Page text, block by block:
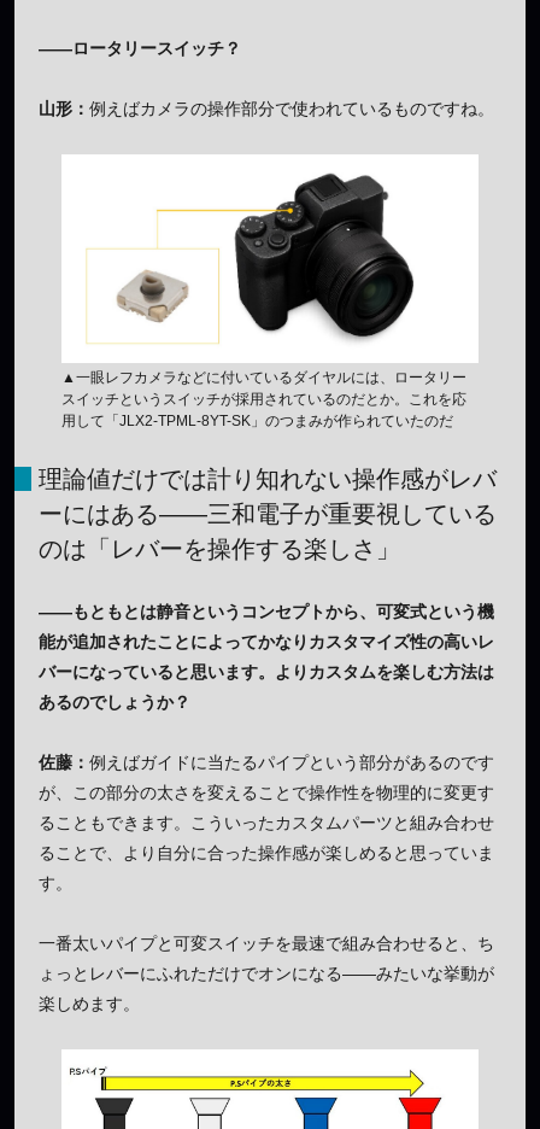
——ロータリースイッチ？
山形： 例えばカメラの操作部分で使われているものですね。
▲一眼レフカメラなどに付いているダイヤルには、ロータリー
スイッチというスイッチが採用されているのだとか。これを応
用して「JLX2-TPML-8YT-SK」のつまみが作られていたのだ
理論値だけでは計り知れない操作感がレバ
ーにはある——三和電子が重要視している
のは「レバーを操作する楽しさ」
——もともとは静音というコンセプトから、可変式という機
能が追加されたことによってかなりカスタマイズ性の高いレ
バーになっていると思います。よりカスタムを楽しむ方法は
あるのでしょうか？
佐藤： 例えばガイドに当たるパイプという部分があるのです
が、この部分の太さを変えることで操作性を物理的に変更す
ることもできます。こういったカスタムパーツと組み合わせ
ることで、より自分に合った操作感が楽しめると思っていま
す。
一番太いパイプと可変スイッチを最速で組み合わせると、ち
ょっとレバーにふれただけでオンになる——みたいな挙動が
楽しめます。